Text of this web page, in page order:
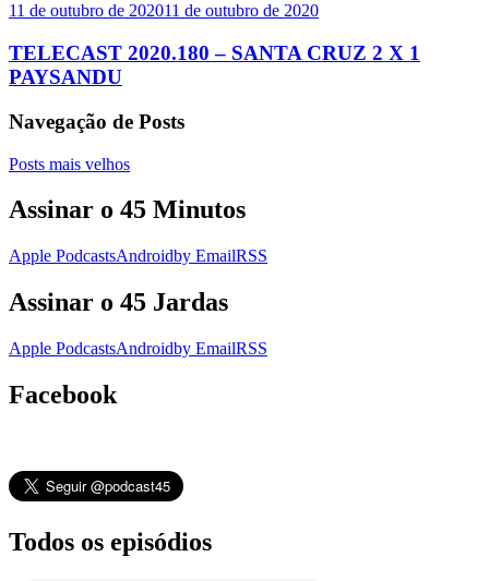
11 de outubro de 202011 de outubro de 2020
TELECAST 2020.180 – SANTA CRUZ 2 X 1
PAYSANDU
Navegação de Posts
Posts mais velhos
Assinar o 45 Minutos
Apple PodcastsAndroidby EmailRSS
Assinar o 45 Jardas
Apple PodcastsAndroidby EmailRSS
Facebook
Todos os episódios